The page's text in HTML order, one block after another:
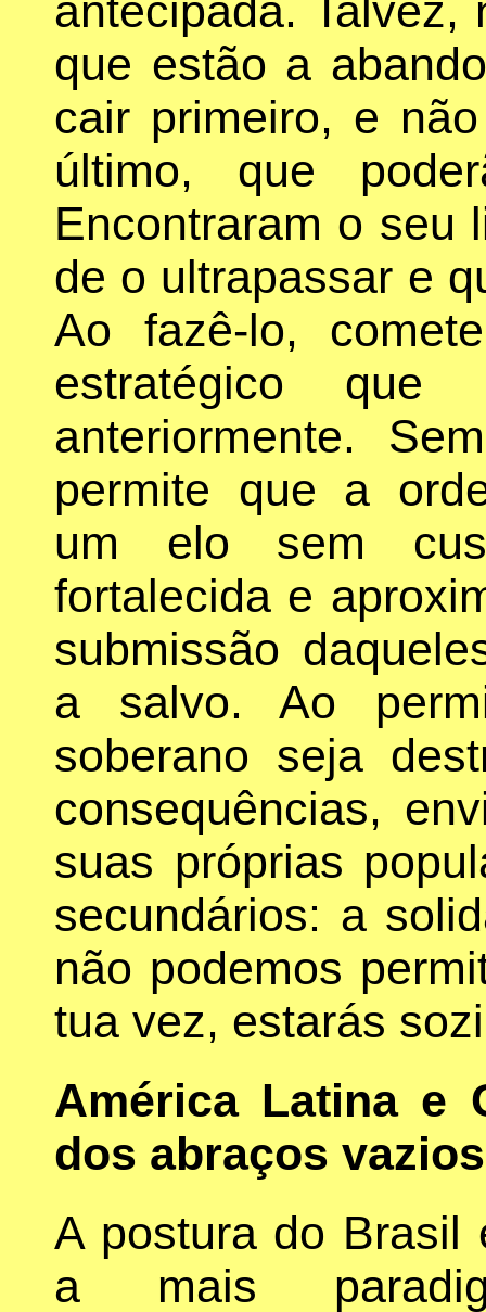
antecipada.
que estão a
cair primeiro, e
último, que
Encontraram o seu
de o ultrapassar e
Ao fazê-lo,
estratégico
anteriormente.
permite que a
um elo sem
fortalecida e
submissão
a salvo. Ao
soberano seja
consequências,
suas próprias
secundários: a
não podemos
tua vez, estarás
América Latina e
dos abraços vazios
A postura do Brasil
a mais